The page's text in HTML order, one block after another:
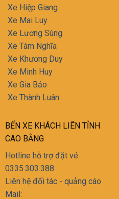
Xe Hiệp Giang
Xe Mai Luy
Xe Lương Sùng
Xe Tám Nghĩa
Xe Khương Duy
Xe Minh Huy
Xe Gia Bảo
Xe Thành Luân
BẾN XE KHÁCH LIÊN TỈNH
CAO BẰNG
Hotline hỗ trợ đặt vé:
0335.303.388
Liên hệ đối tác - quảng cáo
Mail: